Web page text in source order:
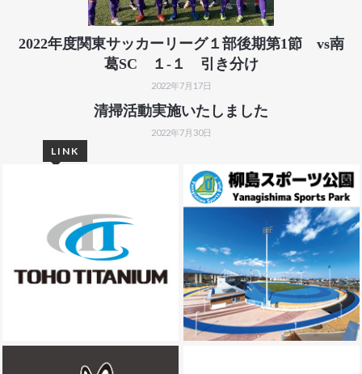
2022年度関東サッカーリーグ１部後期第1節 vs南
葛SC １-１ 引き分け
2022年7月17日
清掃活動実施いたしました
2022年7月30日
LINK